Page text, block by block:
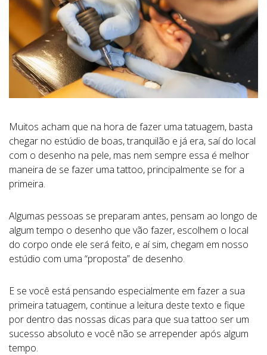
Muitos acham que na hora de fazer uma tatuagem, basta
chegar no estúdio de boas, tranquilão e já era, saí do local
com o desenho na pele, mas nem sempre essa é melhor
maneira de se fazer uma tattoo, principalmente se for a
primeira.
Algumas pessoas se preparam antes, pensam ao longo de
algum tempo o desenho que vão fazer, escolhem o local
do corpo onde ele será feito, e aí sim, chegam em nosso
estúdio com uma “proposta” de desenho.
E se você está pensando especialmente em fazer a sua
primeira tatuagem, continue a leitura deste texto e fique
por dentro das nossas dicas para que sua tattoo ser um
sucesso absoluto e você não se arrepender após algum
tempo.